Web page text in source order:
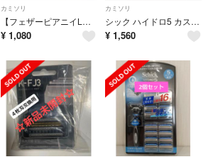
カミソリ
【フェザーピアニイL】あんしんガードつき顔剃り用カミソリ 3本入×4セット
¥ 1,080
カミソリ
シック ハイドロ5 カスタム 替刃8個／正規品、ケース2個付き
¥ 1,560